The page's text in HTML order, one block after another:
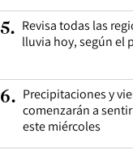
5. Revisa todas las
lluvia hoy, según el
6. Precipitaciones y
comenzarán a
este miércoles